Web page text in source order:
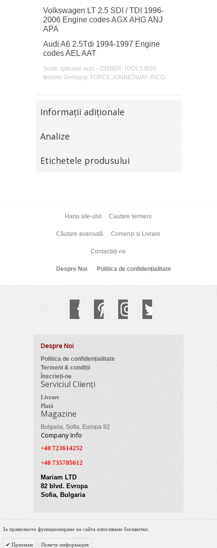
Volkswagen LT 2.5 SDI / TDI 1996-
2006 Engine codes AGX AHG ANJ
APA
Audi A6 2.5Tdi 1994-1997 Engine
codes AEL AAT
Scule speciale auto - ZIMBER-TOOLS.BGS.
technic Germany. FORCE.JONNESWAY. RICO.
Informaţii adiţionale
Analize
Etichetele produsului
Harta site-ului Cautare termeni
Căutare avansată Comenzi și Livrare
Contactați-ne
Despre Noi Politica de confidențialitate
Despre Noi
Politica de confidențialitate
Termeni & condiții
Înscrieți-ne
Serviciul Clienți
Livrare
Plată
Magazine
Bulgaria, Sofia, Europa 82
Company Info
+40 723614252
+40 735785612
Mariam LTD
82 blvd. Evropa
Sofia, Bulgaria
© 2012 Zimber Tools. All Rights Reserved.
За правилното функциониране на сайта използваме бисквитки.
Приемам Повече информация